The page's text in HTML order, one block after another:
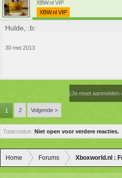
XBW.nl VIP
XBW.nl VIP
Hulde, :b:
30 mei 2013
(Je moet aanmelden
1 2 Volgende >
Topicstatus: Niet open voor verdere reacties.
Home Forums Xboxworld.nl :